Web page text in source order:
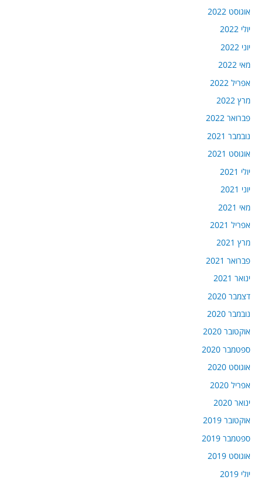
אוגוסט 2022
יולי 2022
יוני 2022
מאי 2022
אפריל 2022
מרץ 2022
פברואר 2022
נובמבר 2021
אוגוסט 2021
יולי 2021
יוני 2021
מאי 2021
אפריל 2021
מרץ 2021
פברואר 2021
ינואר 2021
דצמבר 2020
נובמבר 2020
אוקטובר 2020
ספטמבר 2020
אוגוסט 2020
אפריל 2020
ינואר 2020
אוקטובר 2019
ספטמבר 2019
אוגוסט 2019
יולי 2019